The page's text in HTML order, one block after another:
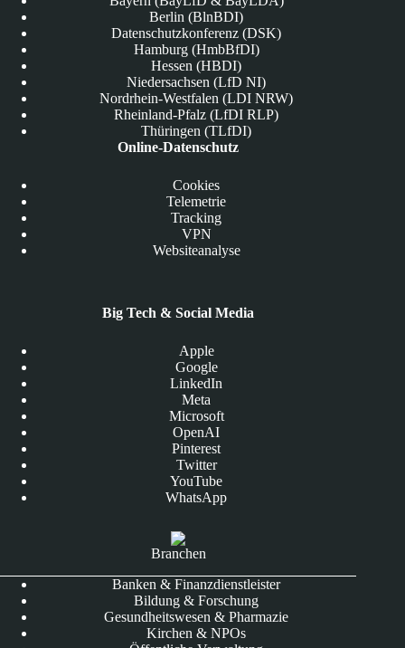
Berlin (BlnBDI)
Datenschutzkonferenz (DSK)
Hamburg (HmbBfDI)
Hessen (HBDI)
Niedersachsen (LfD NI)
Nordrhein-Westfalen (LDI NRW)
Rheinland-Pfalz (LfDI RLP)
Thüringen (TLfDI)
Online-Datenschutz
Cookies
Telemetrie
Tracking
VPN
Websiteanalyse
Big Tech & Social Media
Apple
Google
LinkedIn
Meta
Microsoft
OpenAI
Pinterest
Twitter
YouTube
WhatsApp
Branchen
Banken & Finanzdienstleister
Bildung & Forschung
Gesundheitswesen & Pharmazie
Kirchen & NPOs